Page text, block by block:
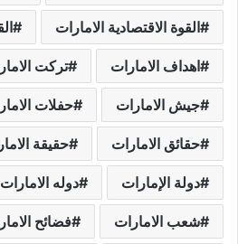
القوة الاقتصادية الامارات
اهداف الامارات تركت
جيش الامارات حفلات
حقائق الامارات حقيقة
دولة الإمارات دوله الامارات
شعب الامارات فضائح